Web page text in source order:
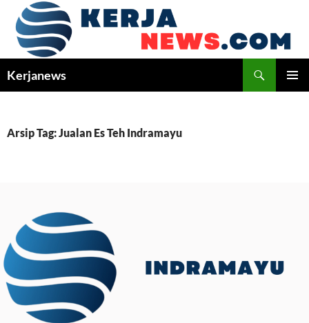
Langsung
Kerjanews
Arsip Tag: Jualan Es Teh Indramayu